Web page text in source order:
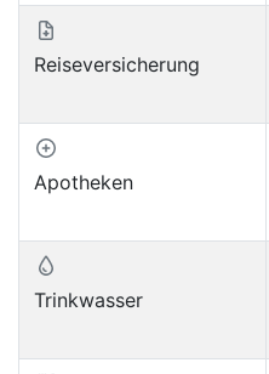
Reiseversicherung
Apotheken
Trinkwasser